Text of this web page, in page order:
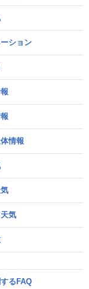
ション
情報
気
るFAQ